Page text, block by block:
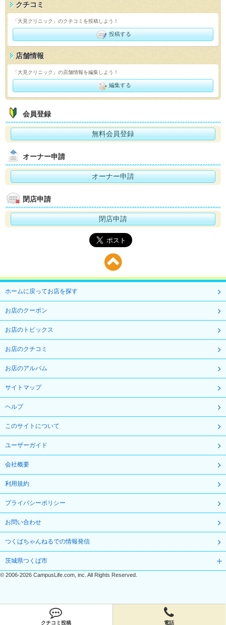
クチコミ投稿 電話
クチコミ
「大見クリニック」のクチコミを投稿しよう！
投稿する
店舗情報
「大見クリニック」の店舗情報を編集しよう！
編集する
会員登録
無料会員登録
オーナー申請
オーナー申請
閉店申請
閉店申請
ホームに戻ってお店を探す
お店のクーポン
お店のトピックス
お店のクチコミ
お店のアルバム
サイトマップ
ヘルプ
このサイトについて
ユーザーガイド
会社概要
利用規約
プライバシーポリシー
お問い合わせ
つくばちゃんねるでの情報発信
茨城県つくば市
© 2006-2026 CampusLife.com, inc. All Rights Reserved